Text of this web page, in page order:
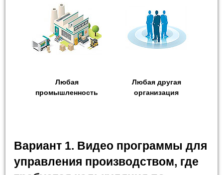
Любая
промышленность
Любая другая
организация
Вариант 1. Видео программы для
управления производством, где